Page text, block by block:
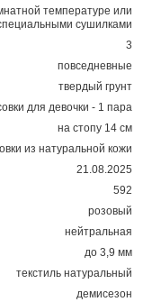
температуре или
сушилками
3
повседневные
твердый грунт
для девочки - 1 пара
на стопу 14 см
из натуральной кожи
21.08.2025
592
розовый
нейтральная
до 3,9 мм
текстиль натуральный
демисезон